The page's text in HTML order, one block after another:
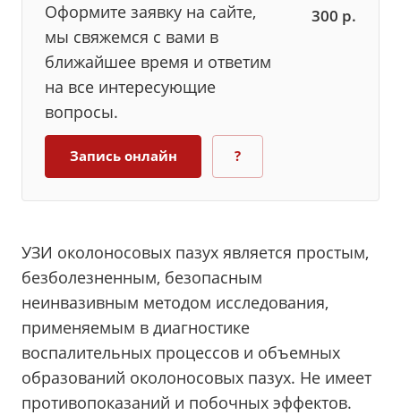
Оформите заявку на сайте,
мы свяжемся с вами в
ближайшее время и ответим
на все интересующие
вопросы.
300 р.
Запись онлайн ?
УЗИ околоносовых пазух является простым,
безболезненным, безопасным
неинвазивным методом исследования,
применяемым в диагностике
воспалительных процессов и объемных
образований околоносовых пазух. Не имеет
противопоказаний и побочных эффектов.